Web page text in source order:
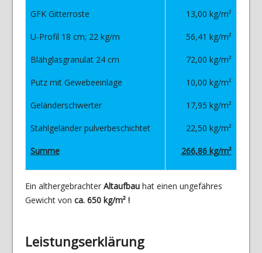
GFK Gitterroste
U-Profil 18 cm; 22 kg/m
Blähglasgranulat 24 cm
Putz mit Gewebeeinlage
Geländerschwerter
Stahlgeländer pulverbeschichtet
Summe
13,00 kg/m²
56,41 kg/m²
72,00 kg/m²
10,00 kg/m²
17,95 kg/m²
22,50 kg/m²
266,86 kg/m²
Ein althergebrachter Altaufbauhat einen ungefähres
Gewicht von ca. 650 kg/m² !
Leistungserklärung